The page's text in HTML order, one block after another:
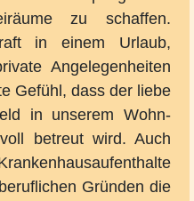
zu schaffen.
in einem Urlaub,
Angelegenheiten
Gefühl, dass der liebe
in unserem Wohn-
betreut wird. Auch
Gründen die